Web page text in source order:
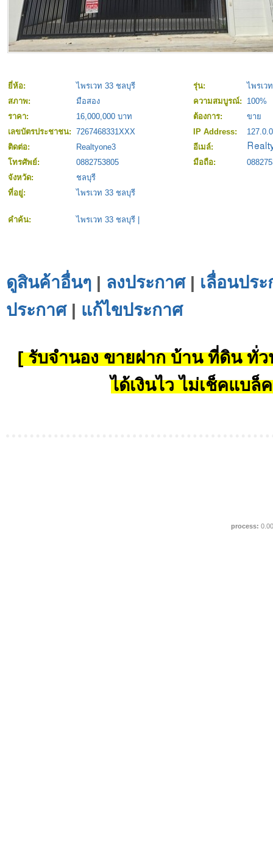
ยี่ห้อ: ไพรเวท 33 ชลบุรี รุ่น:
ไพรเว
สภาพ:
มือสอง ความสมบูรณ์:
100%
ราคา:
16,000,000 บาท ต้องการ:
ขาย
เลขบัตรประชาชน: 7267468331XXX IP Address:
ติดต่อ:
Realtyone3
อีเมล์:
โทรศัพย์:
0882753805 มือถือ:
จังหวัด:
ชลบุรี
ที่อยู่:
ไพรเวท 33 ชลบุรี
คำค้น: ไพรเวท 33 ชลบุรี
ดูสินค้าอื่นๆ | ลงประกาศ| เลื่อนปร
ประกาศ| แก้ไขประกาศ
[ รับจำนอง ขายฝาก บ้าน ที่ดิน ทั่ว
ได้เงินไว ไม่เช็คแบล็
process: